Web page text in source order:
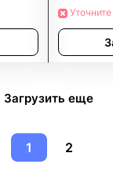
Загрузить еще
1 2